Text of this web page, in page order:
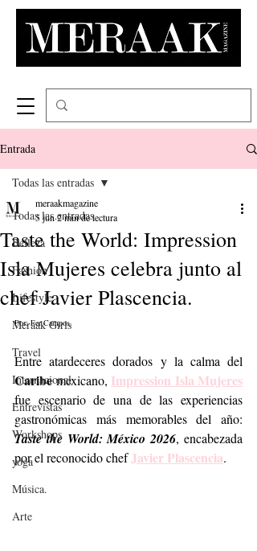
Entrada
Todas las entradas
Belleza
Fashion
Lifestyle
Meraak Girls
Travel
Internacional
Entrevistas
Workshops
yoga
Música.
Arte
Todas las entradas
Taste the World: Impression
Isla Mujeres celebra junto al
chef Javier Plascencia.
meraakmagazine
5 jun 2 min de lectura
Por: Fer Campos.
Caribe mexicano, Impression Isla Mujeres
fue escenario de una de las experiencias
Taste the World: México 2026, encabezada
por el reconocido chef Javier Plascencia.